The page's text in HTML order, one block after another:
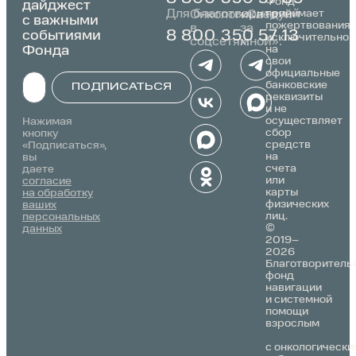
Для благотворителей
8 800 350 57 13
дайджест
с важными
событиями
Фонда
ПОДПИСАТЬСЯ
Нажимая
кнопку
«Подписаться»,
вы
даете
согласие
на обработку
ваших
персональных
данных
Онкологика
в
соцсетях:
«Следуй
за
мной»:
©
2019–
2026
фонд
навигации
и системной
помощи
взрослым
с
принимает
пожертвования
исключительно
на
свои
официальные
банковские
реквизиты
и не
осуществляет
сбор
средств
на
счета
или
карты
физических
лиц.